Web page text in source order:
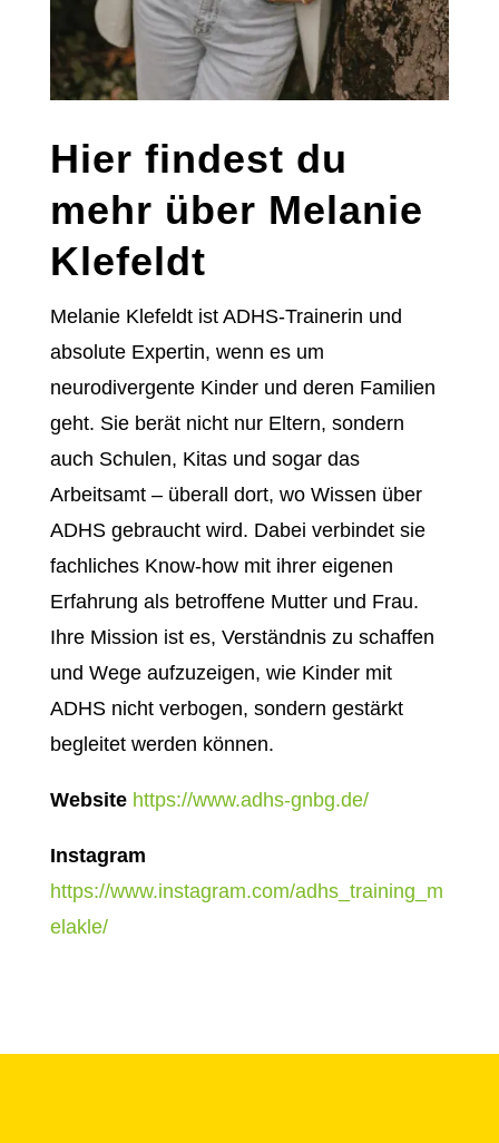
Hier findest du
mehr über Melanie
Klefeldt
Melanie Klefeldt ist ADHS-Trainerin und
absolute Expertin, wenn es um
neurodivergente Kinder und deren Familien
geht. Sie berät nicht nur Eltern, sondern
auch Schulen, Kitas und sogar das
Arbeitsamt – überall dort, wo Wissen über
ADHS gebraucht wird. Dabei verbindet sie
fachliches Know-how mit ihrer eigenen
Erfahrung als betroffene Mutter und Frau.
Ihre Mission ist es, Verständnis zu schaffen
und Wege aufzuzeigen, wie Kinder mit
ADHS nicht verbogen, sondern gestärkt
begleitet werden können.
Website https://www.adhs-gnbg.de/
Instagram
https://www.instagram.com/adhs_training_m
elakle/